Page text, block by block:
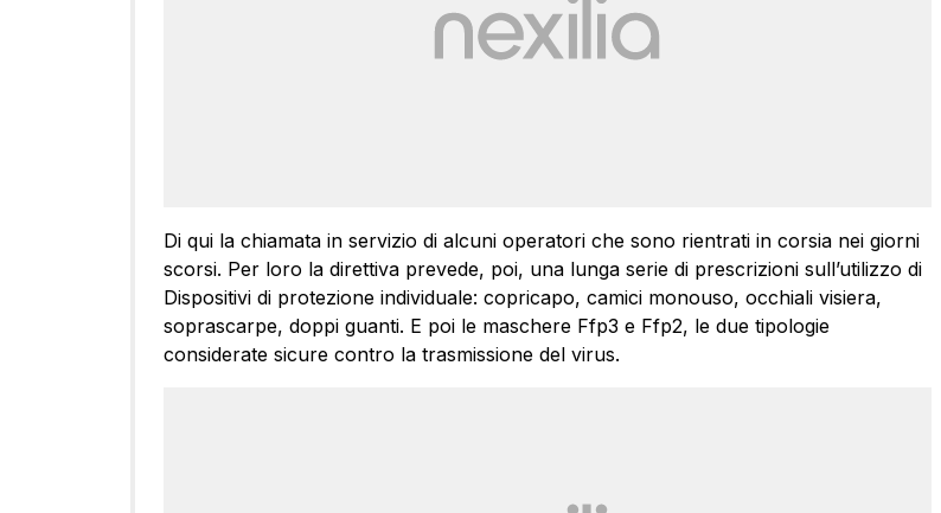
Di qui la chiamata in servizio di alcuni operatori che sono rientrati in corsia nei giorni
scorsi. Per loro la direttiva prevede, poi, una lunga serie di prescrizioni sull’utilizzo di
Dispositivi di protezione individuale: copricapo, camici monouso, occhiali visiera,
soprascarpe, doppi guanti. E poi le maschere Ffp3 e Ffp2, le due tipologie
considerate sicure contro la trasmissione del virus.